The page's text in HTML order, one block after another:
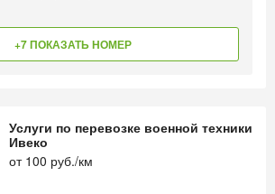
+7 ПОКАЗАТЬ НОМЕР
Услуги по перевозке военной техники
Ивеко
от 100 руб./км